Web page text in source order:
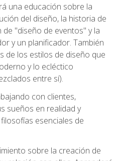
una educación sobre la
del diseño, la historia de
de "diseño de eventos" y la
y un planificador. También
de los estilos de diseño que
y lo ecléctico
entre sí).
con clientes,
sueños en realidad y
esenciales de
sobre la creación de